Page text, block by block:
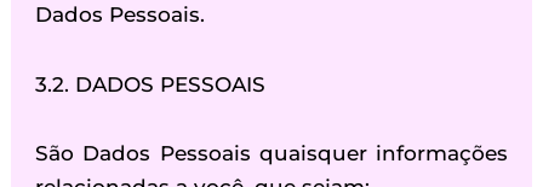
Dados Pessoais.
3.2. DADOS PESSOAIS
São Dados Pessoais quaisquer informações